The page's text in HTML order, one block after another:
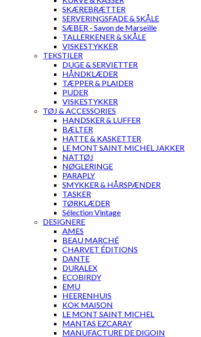
SKÆREBRÆTTER
SERVERINGSFADE & SKÅLE
SÆBER - Savon de Marseille
TALLERKENER & SKÅLE
VISKESTYKKER
TEKSTILER
DUGE & SERVIETTER
HÅNDKLÆDER
TÆPPER & PLAIDER
PUDER
VISKESTYKKER
TØJ & ACCESSORIES
HANDSKER & LUFFER
BÆLTER
HATTE & KASKETTER
LE MONT SAINT MICHEL JAKKER
NATTØJ
NØGLERINGE
PARAPLY
SMYKKER & HÅRSPÆNDER
TASKER
TØRKLÆDER
Sélection Vintage
DESIGNERE
AMES
BEAU MARCHÉ
CHARVET ÉDITIONS
DANTE
DURALEX
ECOBIRDY
EMU
HEERENHUIS
KOK MAISON
LE MONT SAINT MICHEL
MANTAS EZCARAY
MANUFACTURE DE DIGOIN